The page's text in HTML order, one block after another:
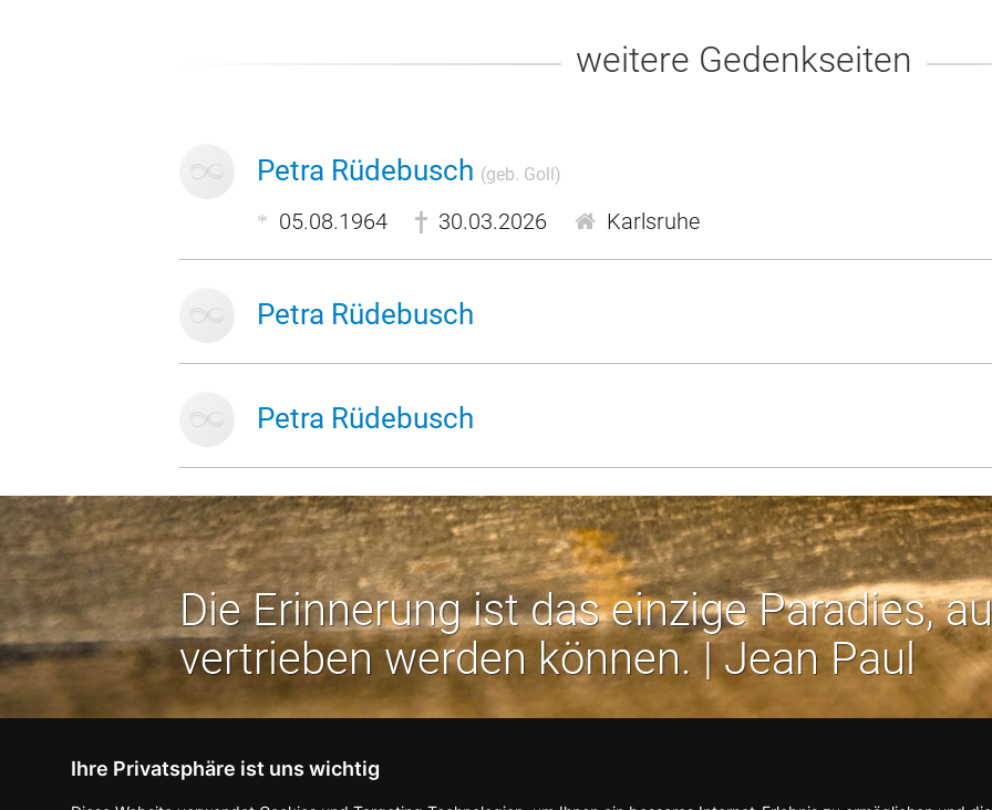
Ihre Privatsphäre ist uns wichtig
weitere Gedenkseiten
Petra Rüdebusch (geb. Goll)
05.08.1964 30.03.2026 Karlsruhe
Petra Rüdebusch
Petra Rüdebusch
Die Erinnerung ist das einzige Paradies,
vertrieben werden können. | Jean Paul